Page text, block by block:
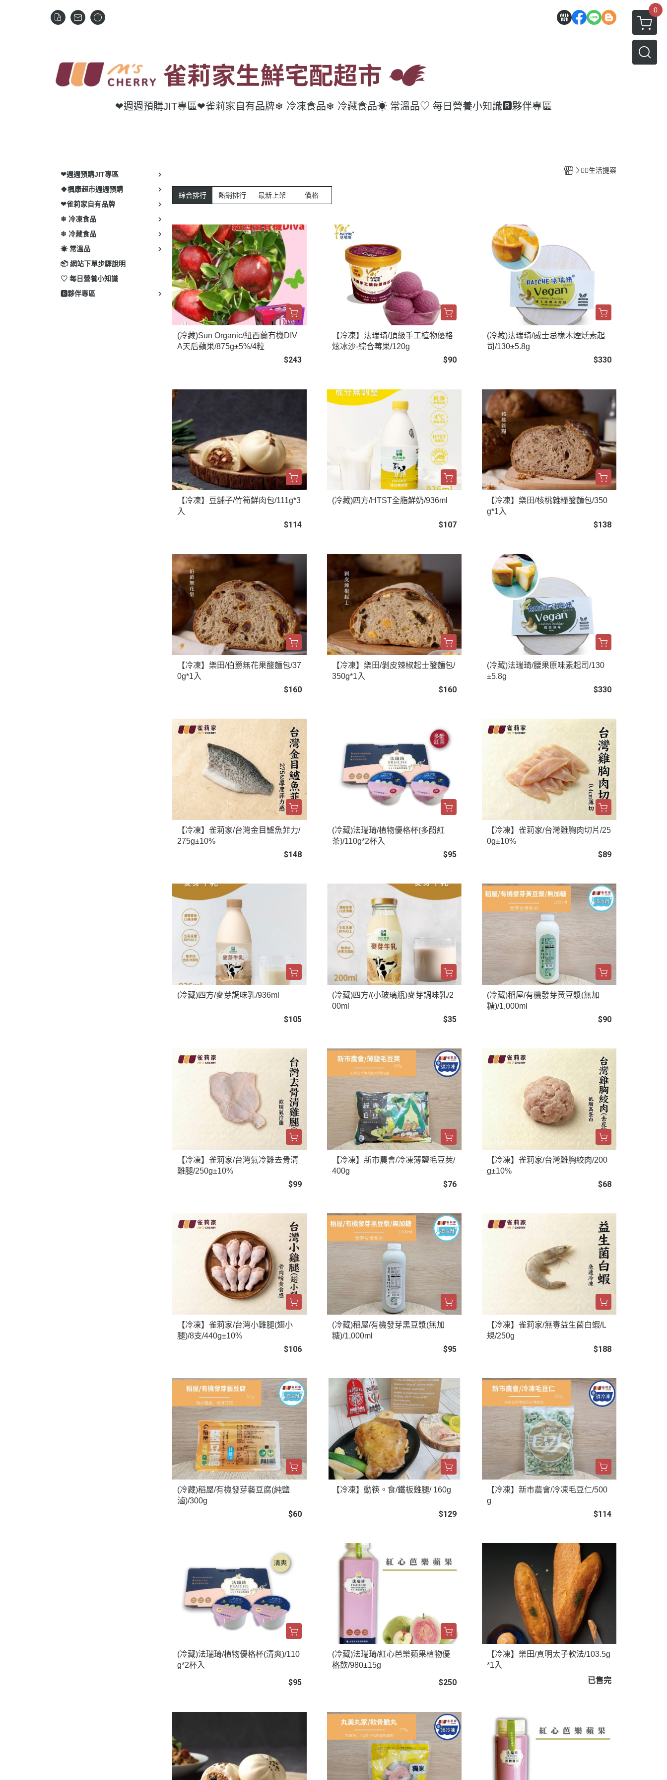
0
❤週週預購JIT專區❤雀莉家自有品牌❄ 冷凍食品❄ 冷藏食品☀ 常溫品♡ 每日營養小知識🅱️夥伴專區
❤週週預購JIT專區
🍀楓康超市週週預購
❤雀莉家自有品牌
❄ 冷凍食品
❄ 冷藏食品
☀ 常溫品
📦 網站下單步驟說明
♡ 每日營養小知識
🅱️夥伴專區
🙋‍♀️生活提案
綜合排行 熱銷排行 最新上架 價格
(冷藏)Sun Organic/紐西蘭有機DIV
A天后蘋果/875g±5%/4粒
$243
【冷凍】法瑞琦/頂級手工植物優格
炫冰沙-綜合莓果/120g
$90
(冷藏)法瑞琦/威士忌橡木煙燻素起
司/130±5.8g
$330
【冷凍】豆舖子/竹筍鮮肉包/111g*3
入
$114
(冷藏)四方/HTST全脂鮮奶/936ml
$107
【冷凍】樂田/核桃雜糧酸麵包/350
g*1入
$138
【冷凍】樂田/伯爵無花果酸麵包/37
0g*1入
$160
【冷凍】樂田/剝皮辣椒起士酸麵包/
350g*1入
$160
(冷藏)法瑞琦/腰果原味素起司/130
±5.8g
$330
【冷凍】雀莉家/台灣金目鱸魚菲力/
275g±10%
$148
(冷藏)法瑞琦/植物優格杯(多酚紅
茶)/110g*2杯入
$95
【冷凍】雀莉家/台灣雞胸肉切片/25
0g±10%
$89
(冷藏)四方/麥芽調味乳/936ml
$105
(冷藏)四方/(小玻璃瓶)麥芽調味乳/2
00ml
$35
(冷藏)稻屋/有機發芽黃豆漿(無加
糖)/1,000ml
$90
【冷凍】雀莉家/台灣氣冷雞去骨清
雞腿/250g±10%
$99
【冷凍】新市農會/冷凍薄鹽毛豆莢/
400g
$76
【冷凍】雀莉家/台灣雞胸絞肉/200
g±10%
$68
【冷凍】雀莉家/台灣小雞腿(翅小
腿)/8支/440g±10%
$106
(冷藏)稻屋/有機發芽黑豆漿(無加
糖)/1,000ml
$95
【冷凍】雀莉家/無毒益生菌白蝦/L
規/250g
$188
(冷藏)稻屋/有機發芽藝豆腐(純鹽
滷)/300g
$60
【冷凍】動筷。食/鐵板雞腿/ 160g
$129
【冷凍】新市農會/冷凍毛豆仁/500
g
$114
(冷藏)法瑞琦/植物優格杯(清爽)/110
g*2杯入
$95
(冷藏)法瑞琦/紅心芭樂蘋果植物優
格飲/980±15g
$250
【冷凍】樂田/真明太子軟法/103.5g
*1入
已售完